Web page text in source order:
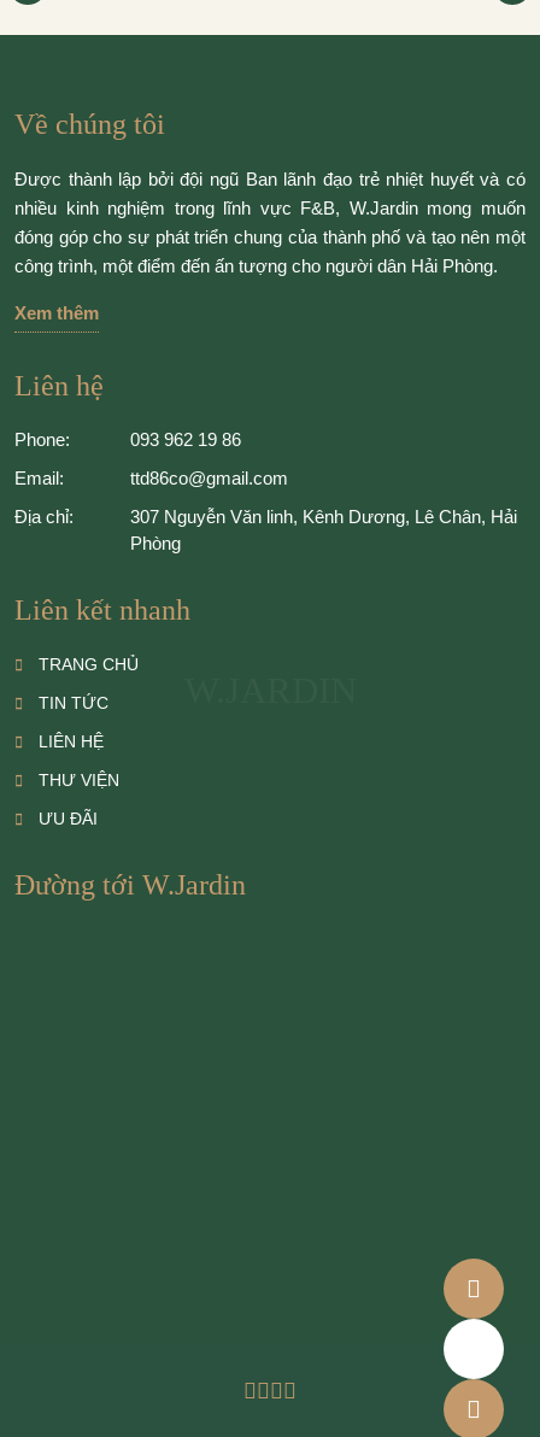
Về chúng tôi
Được thành lập bởi đội ngũ Ban lãnh đạo trẻ nhiệt huyết và có
nhiều kinh nghiệm trong lĩnh vực F&B, W.Jardin mong muốn
đóng góp cho sự phát triển chung của thành phố và tạo nên một
công trình, một điểm đến ấn tượng cho người dân Hải Phòng.
Xem thêm
Liên hệ
Phone:
093 962 19 86
Email:
ttd86co@gmail.com
Địa chỉ:
307 Nguyễn Văn linh, Kênh Dương, Lê Chân, Hải
Phòng
Liên kết nhanh
TRANG CHỦ
TIN TỨC
LIÊN HỆ
THƯ VIỆN
ƯU ĐÃI
Đường tới W.Jardin